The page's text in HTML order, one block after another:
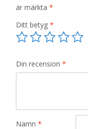
är märkta *
Ditt betyg *
Din recension *
Namn *